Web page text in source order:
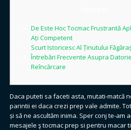
De Este Hoc Tocmac Frustrantă
Ați Competent
Scurt Istoricesc Al Ținutului
Întrebări Frecvente Asupra
Reîncărcare
Daca puteti sa faceti asta, mutati-matcă
parintii ei daca crezi prep vale admite.
și să ne ascultăm inima. Sper conj te-am
mesajele ş tocmac prep si pentru macar